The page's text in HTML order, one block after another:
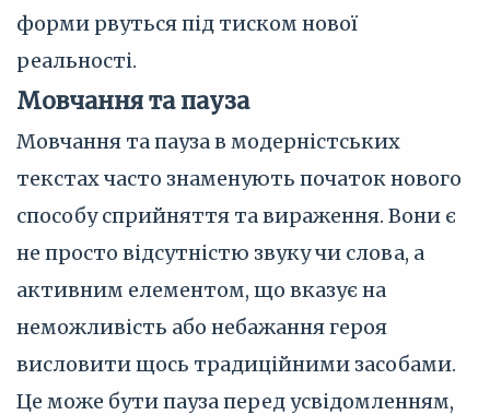
форми рвуться під тиском нової
реальності.
Мовчання та пауза
Мовчання та пауза в модерністських
текстах часто знаменують початок нового
способу сприйняття та вираження. Вони є
не просто відсутністю звуку чи слова, а
активним елементом, що вказує на
неможливість або небажання героя
висловити щось традиційними засобами.
Це може бути пауза перед усвідомленням,